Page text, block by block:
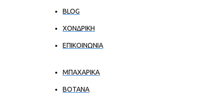
BLOG
ΧΟΝΔΡΙΚΉ
ΕΠΙΚΟΙΝΩΝΊΑ
ΜΠΑΧΑΡΙΚΑ
ΒΟΤΑΝΑ